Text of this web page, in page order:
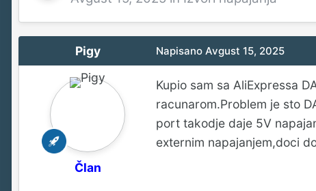
Pigy
Član
Napisano Avgust 15, 2025
Kupio sam sa AliExpressa
racunarom.Problem je sto
port takodje daje 5V
externim napajanjem,doci